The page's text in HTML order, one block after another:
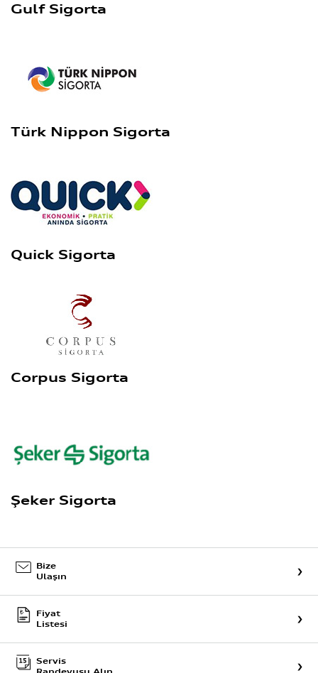
Gulf Sigorta
Türk Nippon Sigorta
Quick Sigorta
Corpus Sigorta
Şeker Sigorta
Bize
Ulaşın
Fiyat
Listesi
Servis